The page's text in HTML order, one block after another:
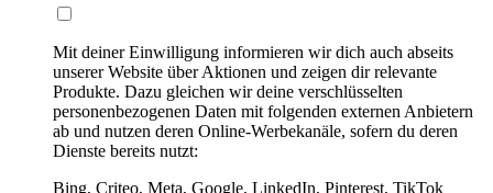
Mit deiner Einwilligung informieren wir dich auch abseits
unserer Website über Aktionen und zeigen dir relevante
Produkte. Dazu gleichen wir deine verschlüsselten
personenbezogenen Daten mit folgenden externen Anbietern
ab und nutzen deren Online-Werbekanäle, sofern du deren
Dienste bereits nutzt:
Bing, Criteo, Meta, Google, LinkedIn, Pinterest, TikTok